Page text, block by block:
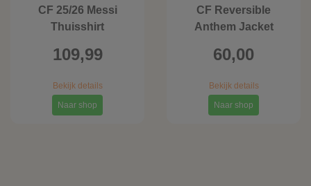
CF 25/26 Messi
Thuisshirt
109,99
Bekijk details
Naar shop
CF Reversible
Anthem Jacket
60,00
Bekijk details
Naar shop